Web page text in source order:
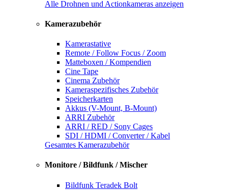
Alle Drohnen und Actionkameras anzeigen
Kamerazubehör
Kamerastative
Remote / Follow Focus / Zoom
Matteboxen / Kompendien
Cine Tape
Cinema Zubehör
Kameraspezifisches Zubehör
Speicherkarten
Akkus (V-Mount, B-Mount)
ARRI Zubehör
ARRI / RED / Sony Cages
SDI / HDMI / Converter / Kabel
Gesamtes Kamerazubehör
Monitore / Bildfunk / Mischer
Bildfunk Teradek Bolt